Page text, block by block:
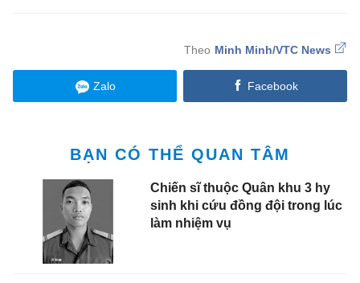
Minh Minh/VTC News
Zalo Facebook
BẠN CÓ THỂ QUAN TÂM
Chiến sĩ thuộc Quân khu 3 hy
sinh khi cứu đồng đội trong lúc
làm nhiệm vụ